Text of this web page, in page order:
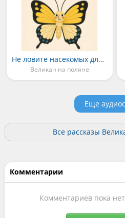
Не ловите насекомых для коллекций
Великан на поляне
Еще
Все рассказы
Комментарии
Комментариев пока